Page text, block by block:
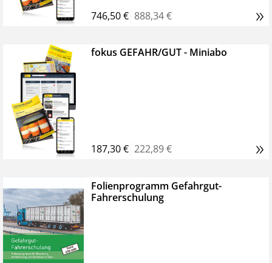
746,50 € 888,34 € »
fokus GEFAHR/GUT - Miniabo
187,30 € 222,89 € »
Folienprogramm Gefahrgut-
Fahrerschulung